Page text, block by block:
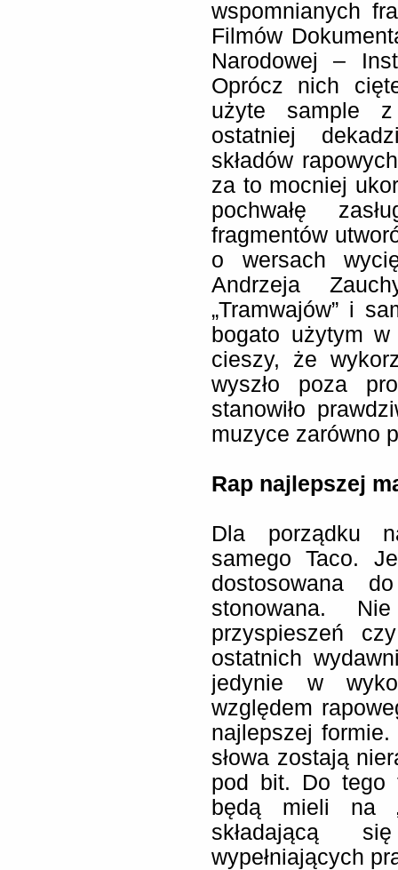
wspomnianych
Filmów
Narodowej –
Oprócz nich
użyte sample z
ostatniej
składów
za to mocniej
pochwałę
fragmentów
o wersach
Andrzeja
„Tramwajów” i
bogato użytym w
cieszy, że
wyszło poza
stanowiło
muzyce zarówno
Rap najlepszej
Dla porządku
samego Taco.
dostosowana
stonowana.
przyspieszeń
ostatnich
jedynie w
względem
najlepszej
słowa zostają
pod bit. Do tego
będą mieli na
składającą
wypełniających